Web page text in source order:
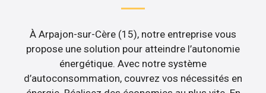
À Arpajon-sur-Cère (15), notre entreprise vous
propose une solution pour atteindre l’autonomie
énergétique. Avec notre système
d’autoconsommation, couvrez vos nécessités en